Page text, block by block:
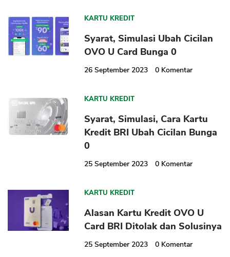
KARTU KREDIT
Syarat, Simulasi Ubah Cicilan
OVO U Card Bunga 0
26 September 2023 0 Komentar
KARTU KREDIT
Syarat, Simulasi, Cara Kartu
Kredit BRI Ubah Cicilan Bunga
0
25 September 2023 0 Komentar
KARTU KREDIT
Alasan Kartu Kredit OVO U
Card BRI Ditolak dan Solusinya
25 September 2023 0 Komentar